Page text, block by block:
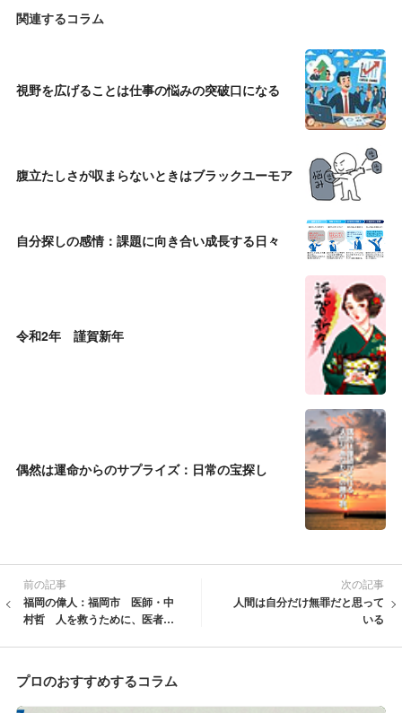
関連するコラム
視野を広げることは仕事の悩みの突破口になる
腹立たしさが収まらないときはブラックユーモア
自分探しの感情：課題に向き合い成長する日々
令和2年 謹賀新年
偶然は運命からのサプライズ：日常の宝探し
前の記事
福岡の偉人：福岡市 医師・中
村哲 人を救うために、医者の
次の記事
人間は自分だけ無罪だと思って
いる
プロのおすすめするコラム